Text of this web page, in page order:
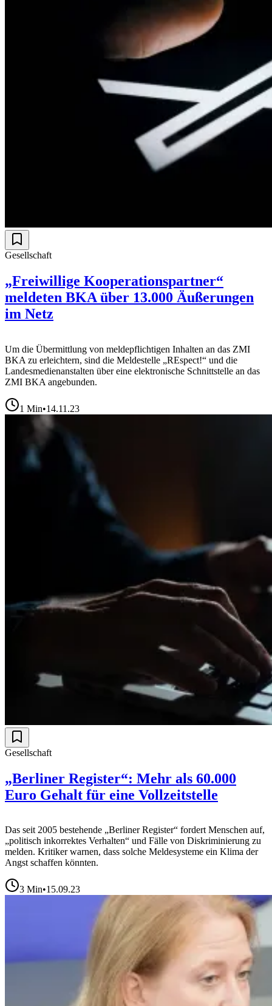
Gesellschaft
„Freiwillige Kooperationspartner“
meldeten BKA über 13.000 Äußerungen
im Netz
Um die Übermittlung von meldepflichtigen Inhalten an das ZMI
BKA zu erleichtern, sind die Meldestelle „REspect!“ und die
Landesmedienanstalten über eine elektronische Schnittstelle an das
ZMI BKA angebunden.
1 Min•14.11.23
Gesellschaft
„Berliner Register“: Mehr als 60.000
Euro Gehalt für eine Vollzeitstelle
Das seit 2005 bestehende „Berliner Register“ fordert Menschen auf,
„politisch inkorrektes Verhalten“ und Fälle von Diskriminierung zu
melden. Kritiker warnen, dass solche Meldesysteme ein Klima der
Angst schaffen könnten.
3 Min•15.09.23